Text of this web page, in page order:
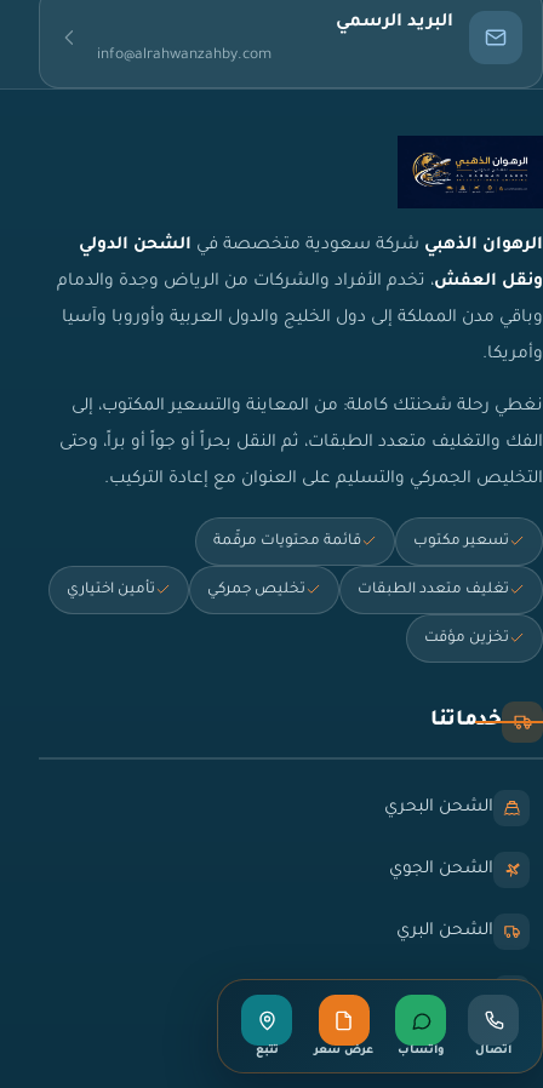
البريد الرسمي
info@alrahwanzahby.com
الرهوان الذهبي شركة سعودية متخصصة في الشحن الدولي
ونقل العفش، تخدم الأفراد والشركات من الرياض وجدة والدمام
وباقي مدن المملكة إلى دول الخليج والدول العربية وأوروبا وآسيا
وأمريكا.
نغطي رحلة شحنتك كاملة: من المعاينة والتسعير المكتوب، إلى
الفك والتغليف متعدد الطبقات، ثم النقل بحراً أو جواً أو براً، وحتى
التخليص الجمركي والتسليم على العنوان مع إعادة التركيب.
تسعير مكتوب قائمة محتويات مرقّمة
تغليف متعدد الطبقات تخليص جمركي تأمين اختياري
تخزين مؤقت
خدماتنا
الشحن البحري
الشحن الجوي
الشحن البري
نقل العفش
التخليص الجمركياتصال واتساب عرض سعر تتبع